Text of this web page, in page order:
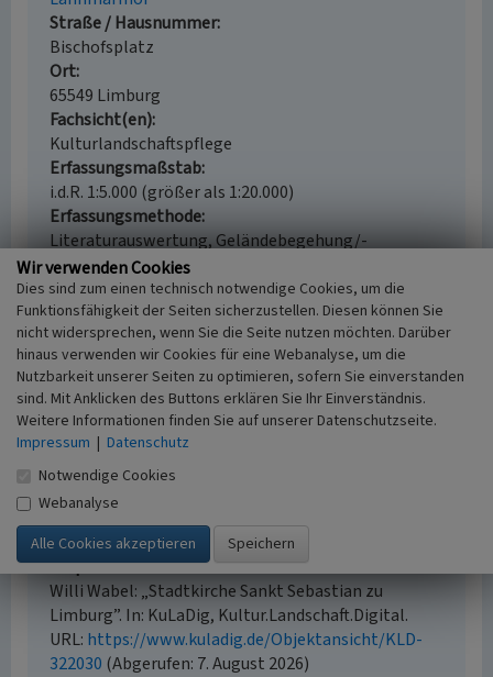
Straße / Hausnummer
Bischofsplatz
Ort
65549 Limburg
Fachsicht(en)
Kulturlandschaftspflege
Erfassungsmaßstab
i.d.R. 1:5.000 (größer als 1:20.000)
Erfassungsmethode
Literaturauswertung, Geländebegehung/-
kartierung
Historischer Zeitraum
Beginn 1300 bis 1330
Empfohlene Zitierweise
Urheberrechtlicher Hinweis
Der hier präsentierte Inhalt ist urheberrechtlich
geschützt. Die angezeigten Medien unterliegen
möglicherweise zusätzlichen urheberrechtlichen
Bedingungen, die an diesen ausgewiesen sind.
Empfohlene Zitierweise
Willi Wabel: „Stadtkirche Sankt Sebastian zu
Limburg”. In: KuLaDig, Kultur.Landschaft.Digital.
URL: https://www.kuladig.de/Objektansicht/KLD-
322030 (Abgerufen: 7. August 2026)
Wir verwenden Cookies
Dies sind zum einen technisch notwendige Cookies, um die
Funktionsfähigkeit der Seiten sicherzustellen. Diesen können Sie
nicht widersprechen, wenn Sie die Seite nutzen möchten. Darüber
hinaus verwenden wir Cookies für eine Webanalyse, um die
Nutzbarkeit unserer Seiten zu optimieren, sofern Sie einverstanden
sind. Mit Anklicken des Buttons erklären Sie Ihr Einverständnis.
Weitere Informationen finden Sie auf unserer Datenschutzseite.
Impressum | Datenschutz
Notwendige Cookies
Webanalyse